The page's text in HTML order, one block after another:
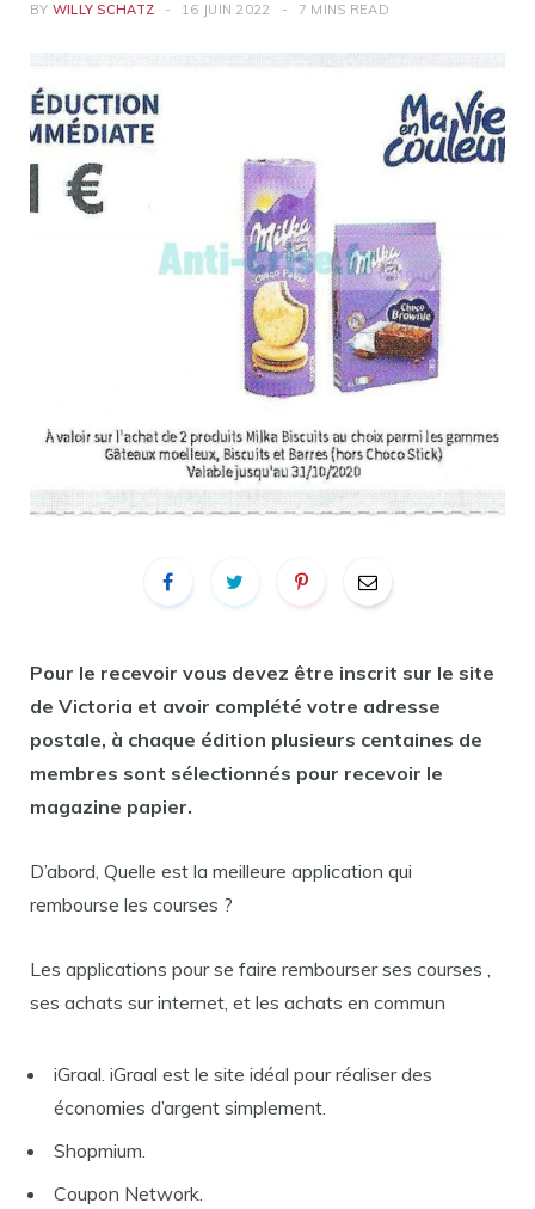
BY WILLY SCHATZ 16 JUIN 2022 7 MINS READ
Pour le recevoir vous devez être inscrit sur le site
de Victoria et avoir complété votre adresse
postale, à chaque édition plusieurs centaines de
membres sont sélectionnés pour recevoir le
magazine papier.
D’abord, Quelle est la meilleure application qui
rembourse les courses ?
Les applications pour se faire rembourser ses courses ,
ses achats sur internet, et les achats en commun
iGraal. iGraal est le site idéal pour réaliser des
économies d’argent simplement.
Shopmium.
Coupon Network.